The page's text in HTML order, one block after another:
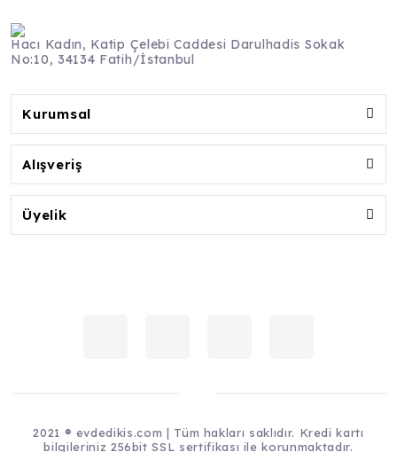
Hacı Kadın, Katip Çelebi Caddesi Darulhadis Sokak
No:10, 34134 Fatih/İstanbul
Kurumsal
Alışveriş
Üyelik
2021 ® evdedikis.com | Tüm hakları saklıdır. Kredi kartı
bilgileriniz 256bit SSL sertifikası ile korunmaktadır.